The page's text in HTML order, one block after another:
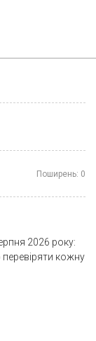
Поширень: 0
2026 року:
кожну